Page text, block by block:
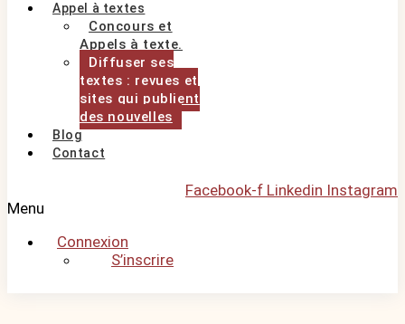
Appel à textes
Concours et
Appels à texte.
Diffuser ses
textes : revues et
sites qui publient
des nouvelles
Blog
Contact
Facebook-f Linkedin Instagram
Menu
Connexion
S’inscrire